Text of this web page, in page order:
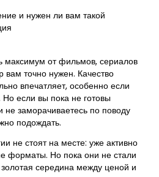
максимум от фильмов, сериалов
вам точно нужен. Качество
впечатляет, особенно если
Но если вы пока не готовы
не заморачиваетесь по поводу
подождать.
не стоят на месте: уже активно
форматы. Но пока они не стали
середина между ценой и